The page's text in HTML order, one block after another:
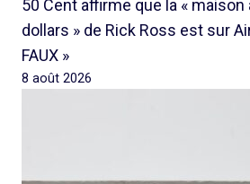
50 Cent affirme que la «
dollars » de Rick Ross est sur
FAUX »
8 août 2026